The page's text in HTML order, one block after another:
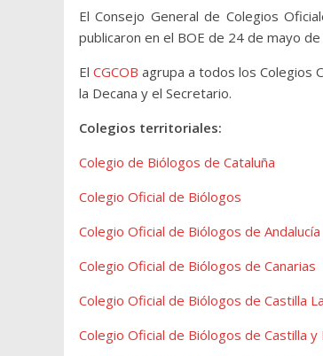
El Consejo General de Colegios
publicaron en el BOE de 24 de mayo
El CGCOB agrupa a todos los Colegios
la Decana y el Secretario.
Colegios territoriales:
Colegio de Biólogos de Cataluña
Colegio Oficial de Biólogos
Colegio Oficial de Biólogos de Andalucía
Colegio Oficial de Biólogos de Canarias
Colegio Oficial de Biólogos de Castilla
Colegio Oficial de Biólogos de Castilla y